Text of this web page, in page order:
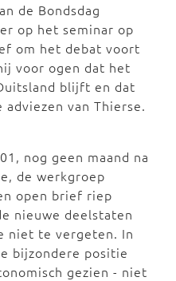
de Bondsdag
op het seminar op
om het debat voort
voor ogen dat het
blijft en dat
van Thierse.
nog geen maand na
de werkgroep
open brief riep
nieuwe deelstaten
niet te vergeten. In
bijzondere positie
gezien - niet